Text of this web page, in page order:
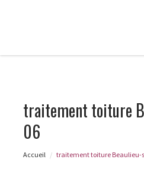
traitement toiture
06
Accueil traitement toiture Beaulieu-